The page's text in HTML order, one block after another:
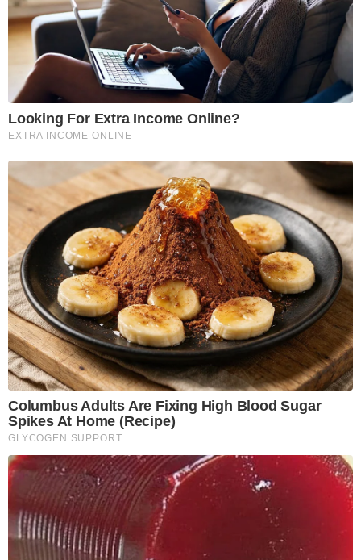
Looking For Extra Income Online?
EXTRA INCOME ONLINE
Columbus Adults Are Fixing High Blood Sugar
Spikes At Home (Recipe)
GLYCOGEN SUPPORT